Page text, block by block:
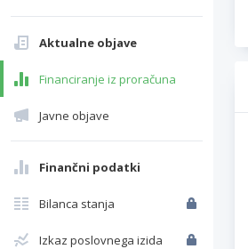
Aktualne objave
Financiranje iz proračuna
Javne objave
Finančni podatki
Bilanca stanja
Izkaz poslovnega izida